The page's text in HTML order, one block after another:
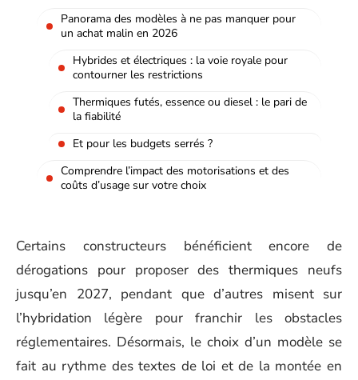
Panorama des modèles à ne pas manquer pour
un achat malin en 2026
Hybrides et électriques : la voie royale pour
contourner les restrictions
Thermiques futés, essence ou diesel : le pari de
la fiabilité
Et pour les budgets serrés ?
Comprendre l’impact des motorisations et des
coûts d’usage sur votre choix
Certains constructeurs bénéficient encore de
dérogations pour proposer des thermiques neufs
jusqu’en 2027, pendant que d’autres misent sur
l’hybridation légère pour franchir les obstacles
réglementaires. Désormais, le choix d’un modèle se
fait au rythme des textes de loi et de la montée en